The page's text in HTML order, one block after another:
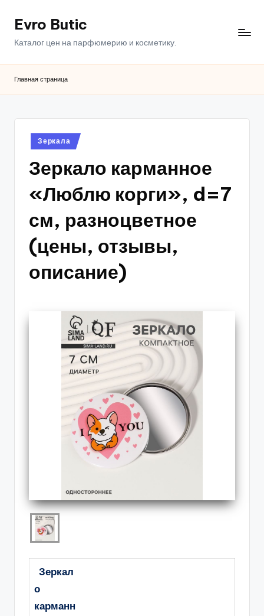
ПерейтиEvro Butic
Каталог цен на парфюмерию и косметику.
Главная страница
Опубликовано
в
Зеркала
Зеркало карманное
«Люблю корги», d=7
см, разноцветное
(цены, отзывы,
описание)
Зеркал
о
карманн